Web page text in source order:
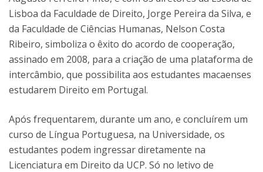
Lisboa da Faculdade de Direito, Jorge Pereira da Silva, e
da Faculdade de Ciências Humanas, Nelson Costa
Ribeiro, simboliza o êxito do acordo de cooperação,
assinado em 2008, para a criação de uma plataforma de
intercâmbio, que possibilita aos estudantes macaenses
estudarem Direito em Portugal.
Após frequentarem, durante um ano, e concluírem um
curso de Língua Portuguesa, na Universidade, os
estudantes podem ingressar diretamente na
Licenciatura em Direito da UCP. Só no letivo de